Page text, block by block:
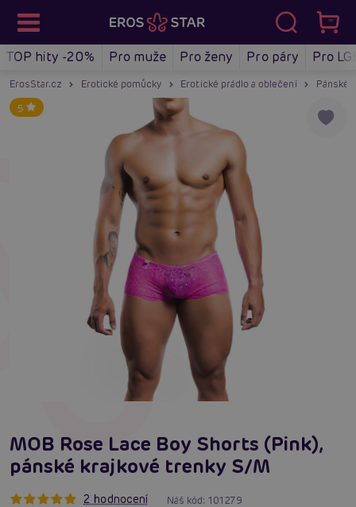
TOP hity -20% Pro muže Pro ženy Pro páry Pro
ErosStar.cz Erotické pomůcky Erotické prádlo a oblečení Pánské
5
MOB Rose Lace Boy Shorts (Pink),
pánské krajkové trenky S/M
2 hodnocení Náš kód: 101279